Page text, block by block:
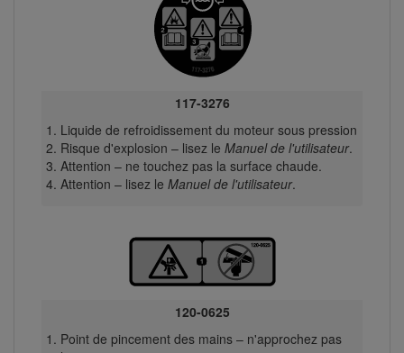
117-3276
Liquide de refroidissement du moteur sous pression
Risque d'explosion – lisez le Manuel de l'utilisateur.
Attention – ne touchez pas la surface chaude.
Attention – lisez le Manuel de l'utilisateur.
120-0625
Point de pincement des mains – n'approchez pas